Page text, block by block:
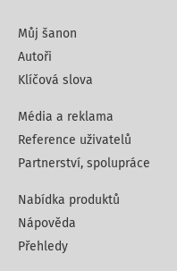
Můj šanon
Autoři
Klíčová slova
Média a reklama
Reference uživatelů
Partnerství, spolupráce
Nabídka produktů
Nápověda
Přehledy